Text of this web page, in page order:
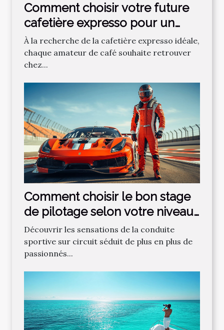
Comment choisir votre future
cafetière expresso pour un
café parfait ?
À la recherche de la cafetière expresso idéale,
chaque amateur de café souhaite retrouver
chez...
Comment choisir le bon stage
de pilotage selon votre niveau
?
Découvrir les sensations de la conduite
sportive sur circuit séduit de plus en plus de
passionnés...